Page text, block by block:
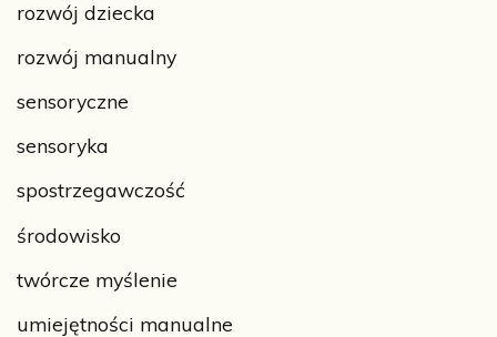
rozwój dziecka
rozwój manualny
sensoryczne
sensoryka
spostrzegawczość
środowisko
twórcze myślenie
umiejętności manualne